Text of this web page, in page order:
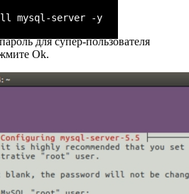
mysql-server -y
для супер-пользователя
Ok.